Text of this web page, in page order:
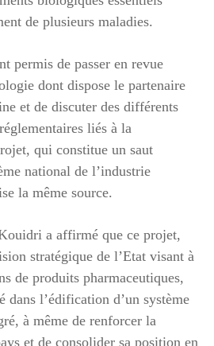
de plusieurs maladies.
permis de passer en revue
dont dispose le partenaire
et de discuter des différents
liés à la
qui constitue un saut
national de l’industrie
la même source.
a affirmé que ce projet,
stratégique de l’Etat visant à
de produits pharmaceutiques,
dans l’édification d’un système
à même de renforcer la
et de consolider sa position en